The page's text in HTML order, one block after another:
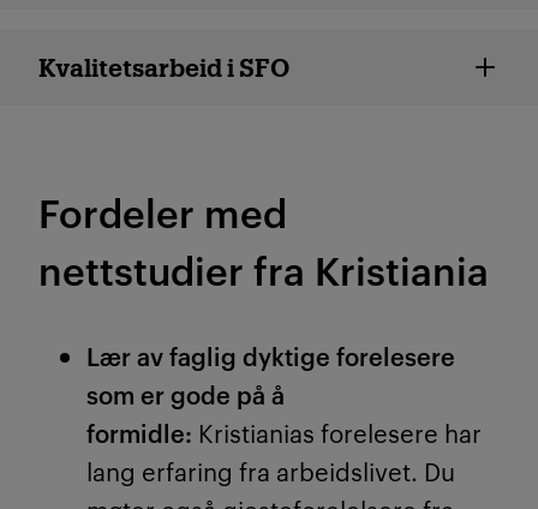
Kvalitets­arbeid i SFO
Fordeler med
nettstudier fra Kristiania
Lær av faglig dyktige forelesere
som er gode på å
formidle: Kristianias forelesere har
lang erfaring fra arbeidslivet. Du